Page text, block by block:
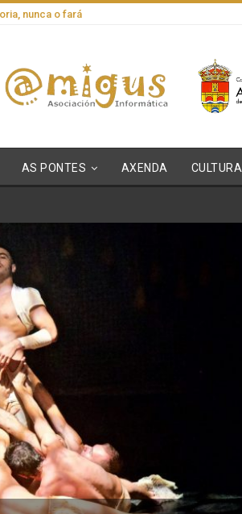
nunca o fará
AS PONTES AXENDA CULTURA